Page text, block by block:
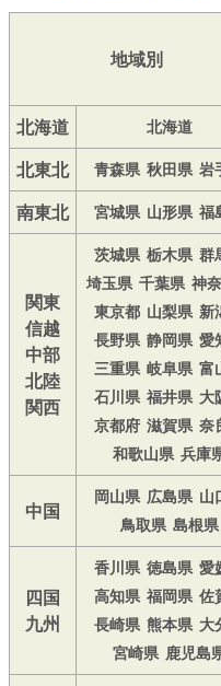
地域別
北海道
北海道
北東北
青森県 秋田県 岩
南東北
宮城県 山形県 福
関東
信越
中部
北陸
関西
茨城県 栃木県 群
埼玉県 千葉県 神
東京都 山梨県 新
長野県 静岡県 愛
三重県 岐阜県 富
石川県 福井県 大
京都府 滋賀県 奈
和歌山県 兵庫
中国
岡山県 広島県 山
鳥取県 島根県
四国
九州
香川県 徳島県 愛
高知県 福岡県 佐
長崎県 熊本県 大
宮崎県 鹿児島